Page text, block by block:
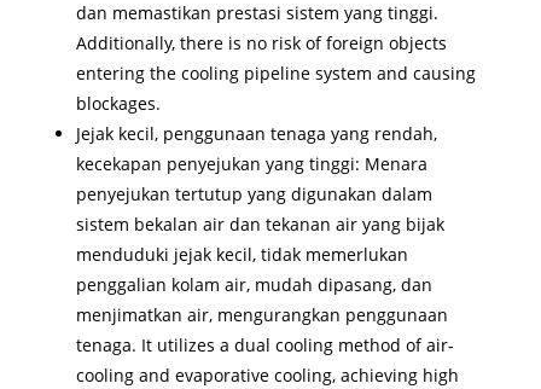
dan memastikan prestasi sistem yang tinggi.
Additionally, there is no risk of foreign objects
entering the cooling pipeline system and causing
blockages.
Jejak kecil, penggunaan tenaga yang rendah,
kecekapan penyejukan yang tinggi: Menara
penyejukan tertutup yang digunakan dalam
sistem bekalan air dan tekanan air yang bijak
menduduki jejak kecil, tidak memerlukan
penggalian kolam air, mudah dipasang, dan
menjimatkan air, mengurangkan penggunaan
tenaga. It utilizes a dual cooling method of air-
cooling and evaporative cooling, achieving high